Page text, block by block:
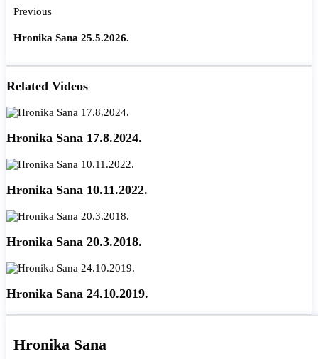
Previous
Hronika Sana 25.5.2026.
Related Videos
Hronika Sana 17.8.2024.
Hronika Sana 10.11.2022.
Hronika Sana 20.3.2018.
Hronika Sana 24.10.2019.
Hronika Sana